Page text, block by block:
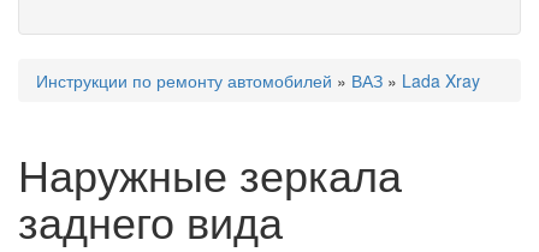
Вы здесь
Инструкции по ремонту автомобилей » ВАЗ » Lada Xray
Наружные зеркала
заднего вида